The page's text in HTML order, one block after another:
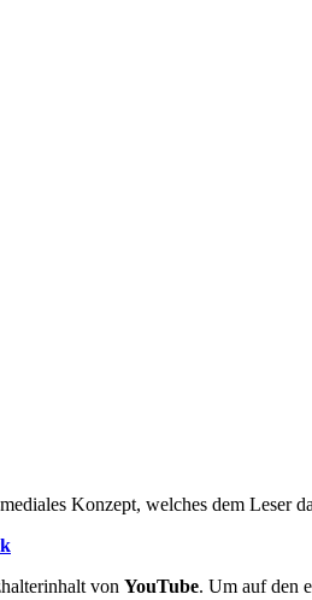
Konzept, welches dem Leser
von YouTube. Um auf den